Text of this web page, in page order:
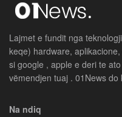
Lajmet e fundit nga
keqe) hardware,
si google , apple e deri te
vëmendjen tuaj . 01News
Na ndiq